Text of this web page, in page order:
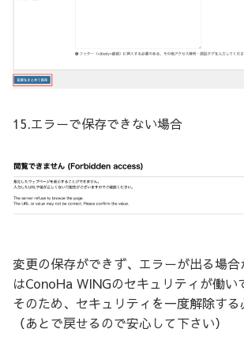
15.エラーで保存できない場合
変更の保存ができず、エラーが出る場
はConoHa WINGのセキュリティが働い
そのため、セキュリティを一度解除する
（あとで戻せるので安心して下さい）